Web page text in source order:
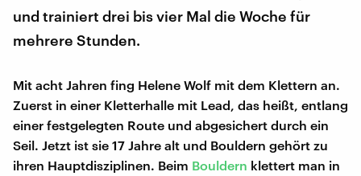
und trainiert drei bis vier Mal die Woche für
mehrere Stunden.
Mit acht Jahren fing Helene Wolf mit dem Klettern an.
Zuerst in einer Kletterhalle mit Lead, das heißt, entlang
einer festgelegten Route und abgesichert durch ein
Seil. Jetzt ist sie 17 Jahre alt und Bouldern gehört zu
ihren Hauptdisziplinen. Beim Bouldern klettert man in